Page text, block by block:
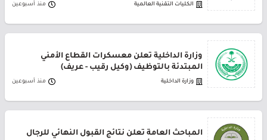
الكليات التقنية العالمية منذ أسبوعين
وزارة الداخلية تعلن معسكرات القطاع الأمني
المبتدئة بالتوظيف (وكيل رقيب - عريف)
وزارة الداخلية منذ أسبوعين
المباحث العامة تعلن نتائج القبول النهائي للرجال